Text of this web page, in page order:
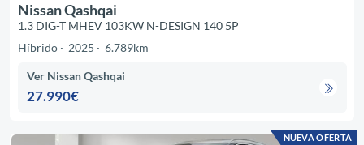
Nissan Qashqai
1.3 DIG-T MHEV 103KW N-DESIGN 140 5P
Híbrido
2025 6.789km
Ver Nissan Qashqai
27.990€
NUEVA OFERTA